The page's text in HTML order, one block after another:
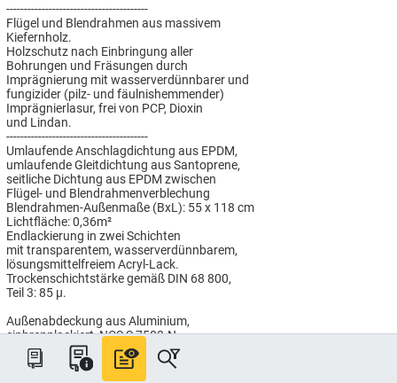
----------------------------------------
Flügel und Blendrahmen aus massivem
Kiefernholz.
Holzschutz nach Einbringung aller
Bohrungen und Fräsungen durch
Imprägnierung mit wasserverdünnbarer und
fungizider (pilz- und fäulnishemmender)
Imprägnierlasur, frei von PCP, Dioxin
und Lindan.
----------------------------------------
Umlaufende Anschlagdichtung aus EPDM,
umlaufende Gleitdichtung aus Santoprene,
seitliche Dichtung aus EPDM zwischen
Flügel- und Blendrahmenverblechung
Blendrahmen-Außenmaße (BxL): 55 x 118 cm
Lichtfläche: 0,36m²
Endlackierung in zwei Schichten
mit transparentem, wasserverdünnbarem,
lösungsmittelfreiem Acryl-Lack.
Trockenschichtstärke gemäß DIN 68 800,
Teil 3: 85 µ.
Außenabdeckung aus Aluminium,
einbrennlackiert, NCS S 7500-N.
----------------------------------------
ENERGIE Verglasung,